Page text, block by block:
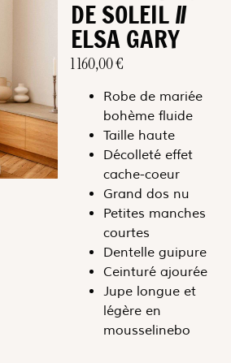
DE SOLEIL //
ELSA GARY
1 160,00€
Robe de mariée
bohème fluide
Taille haute
Décolleté effet
cache-coeur
Grand dos nu
Petites manches
courtes
Dentelle guipure
Ceinturé ajourée
Jupe longue et
légère en
mousselinebo